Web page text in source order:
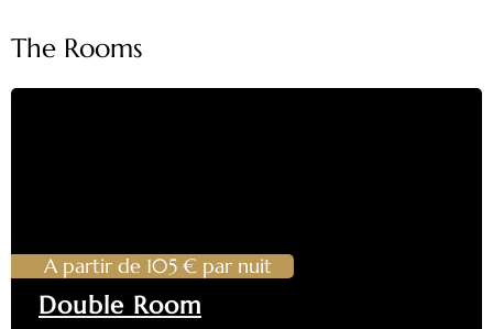
The Rooms
A partir de 105 € par nuit
Double Room